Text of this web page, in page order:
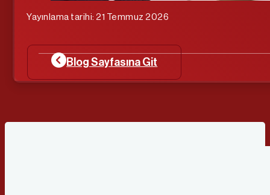
Yayınlama tarihi: 21 Temmuz 2026
Blog Sayfasına Git